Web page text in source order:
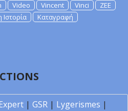
Video Vincent Vinci
ZEE
Καταγραφή
| GSR| Lygerismes |